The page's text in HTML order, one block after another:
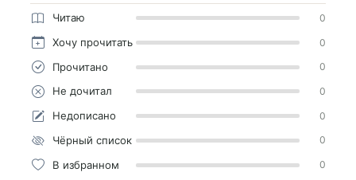
Читаю 0
Хочу прочитать 0
Прочитано 0
Не дочитал 0
Недописано 0
Чёрный список 0
В избранном 0